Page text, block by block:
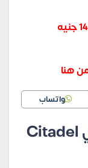
140,000 جنيه
هنا
واتساب
أنظمة الحجز والتقسيط في Citadel